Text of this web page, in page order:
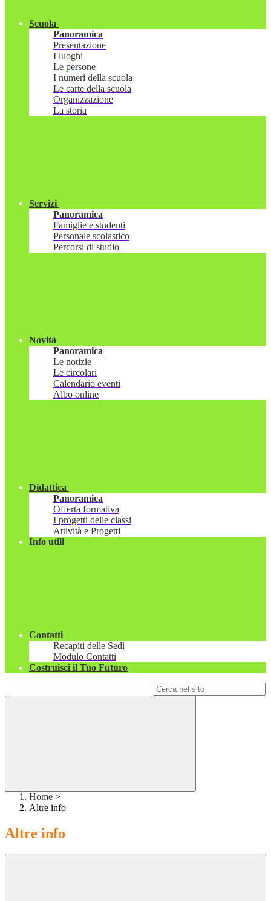
Scuola
Panoramica
Presentazione
I luoghi
Le persone
I numeri della scuola
Le carte della scuola
Organizzazione
La storia
Servizi
Panoramica
Famiglie e studenti
Personale scolastico
Percorsi di studio
Novità
Panoramica
Le notizie
Le circolari
Calendario eventi
Albo online
Didattica
Panoramica
Offerta formativa
I progetti delle classi
Attività e Progetti
Info utili
Contatti
Recapiti delle Sedi
Modulo Contatti
Costruisci il Tuo Futuro
Home >
Altre info
Altre info